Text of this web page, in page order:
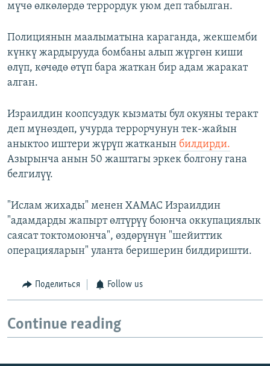
мүчө өлкөлөрдө террордук уюм деп табылган.
Полициянын маалыматына караганда, жекшемби
күнкү жардырууда бомбаны алып жүргөн киши
өлүп, көчөдө өтүп бара жаткан бир адам жаракат
алган.
Израилдин коопсуздук кызматы бул окуяны теракт
деп мүнөздөп, учурда террорчунун тек-жайын
аныктоо иштери жүрүп жатканын билдирди.
Азырынча анын 50 жаштагы эркек болгону гана
белгилүү.
"Ислам жихады" менен ХАМАС Израилдин
"адамдарды жапырт өлтүрүү боюнча оккупациялык
саясат токтомоюнча", өздөрүнүн "шейиттик
операцияларын" уланта беришерин билдиришти.
Поделиться Follow us
Continue reading